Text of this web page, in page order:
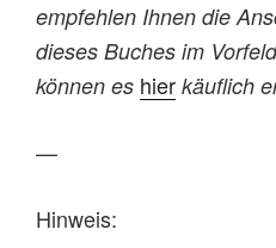
empfehlen Ihnen die
dieses Buches im
können es hier käuflich
—
Hinweis: